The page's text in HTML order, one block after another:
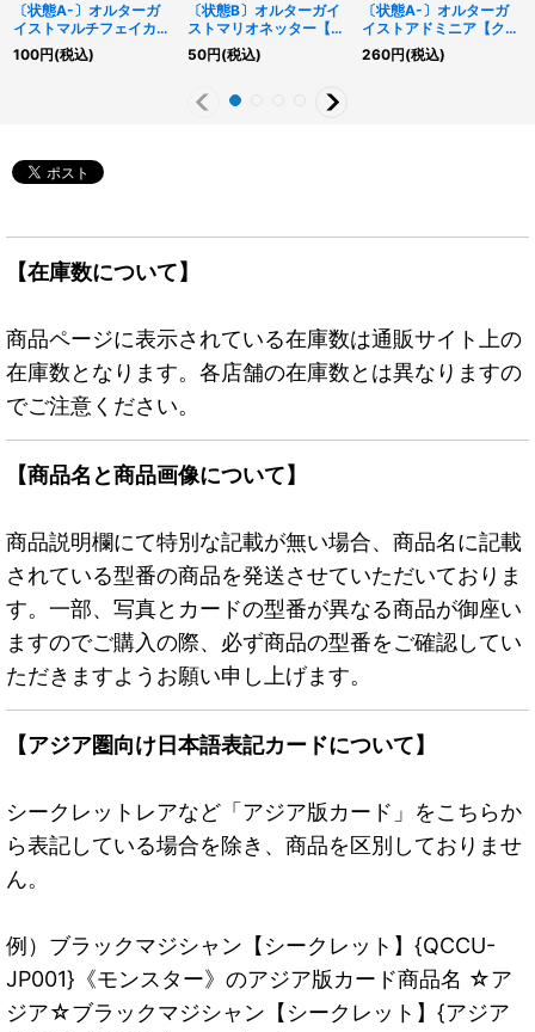
〔状態A-〕オルターガ
イストマルチフェイカー
【スーパー】{FLOD-
JP014}《モンスター》
100円(税込)
〔状態B〕オルターガイ
ストマリオネッター【ス
ーパー】{CIBR-JP012}
《モンスター》
50円(税込)
〔状態A-〕オルターガ
イストアドミニア【クォ
ーターセンチュリーシー
クレット】{DUNE-
260円(税込)
【在庫数について】
商品ページに表示されている在庫数は通販サイト上の
在庫数となります。各店舗の在庫数とは異なりますの
でご注意ください。
【商品名と商品画像について】
商品説明欄にて特別な記載が無い場合、商品名に記載
されている型番の商品を発送させていただいておりま
す。一部、写真とカードの型番が異なる商品が御座い
ますのでご購入の際、必ず商品の型番をご確認してい
ただきますようお願い申し上げます。
【アジア圏向け日本語表記カードについて】
シークレットレアなど「アジア版カード」をこちらか
ら表記している場合を除き、商品を区別しておりませ
ん。
例）ブラックマジシャン【シークレット】{QCCU-
JP001}《モンスター》のアジア版カード商品名 ☆ア
ジア☆ブラックマジシャン【シークレット】{アジア